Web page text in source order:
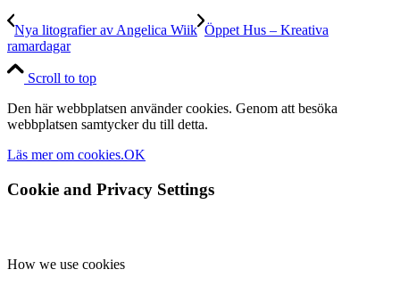
Nya litografier av Angelica Wiik Öppet Hus – Kreativa
ramardagar
Scroll to top
Den här webbplatsen använder cookies. Genom att besöka
webbplatsen samtycker du till detta.
Läs mer om cookies.OK
Cookie and Privacy Settings
How we use cookies